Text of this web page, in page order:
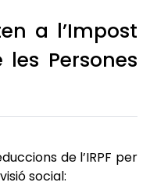
a l’Impost
Persones
de l’IRPF per
social: